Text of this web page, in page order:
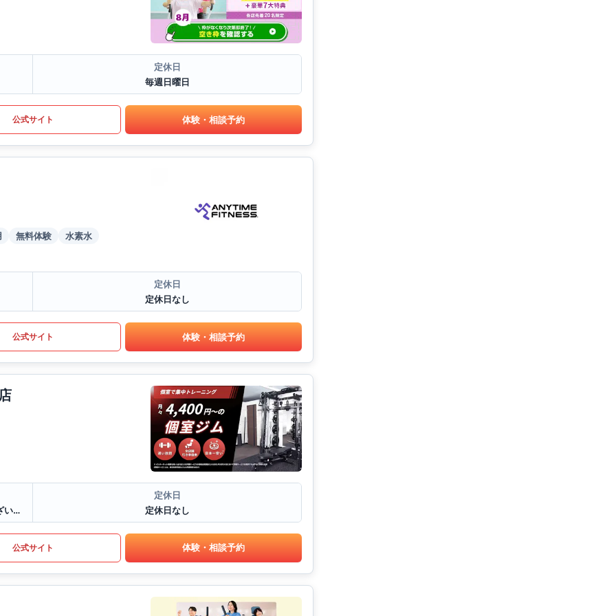
定休日
毎週日曜日
公式サイト 体験・相談予約
無料体験 水素水
定休日
定休日なし
公式サイト 体験・相談予約
7:00〜23:00※曜日によって営業時間が異なる場合がございます.
定休日
定休日なし
公式サイト 体験・相談予約